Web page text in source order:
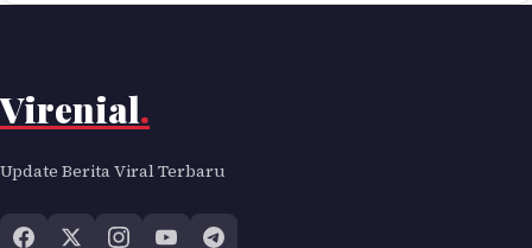
Virenial.
Update Berita Viral Terbaru